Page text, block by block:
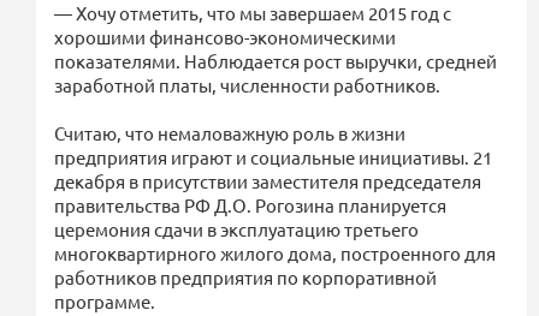
— Хочу отметить, что мы завершаем 2015 год с
хорошими финансово-экономическими
показателями. Наблюдается рост выручки, средней
заработной платы, численности работников.
Считаю, что немаловажную роль в жизни
предприятия играют и социальные инициативы. 21
декабря в присутствии заместителя председателя
правительства РФ Д.О. Рогозина планируется
церемония сдачи в эксплуатацию третьего
многоквартирного жилого дома, построенного для
работников предприятия по корпоративной
программе.